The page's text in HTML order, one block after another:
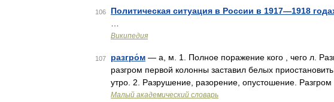
106 Политическая ситуация в России в 1917—1918
Википедия
107 разгро́м — а, м. 1. Полное поражение кого , чего л.
разгром первой колонны заставил белых
утро. 2. Разрушение, разорение, опустошение. Разгром
Малый академический словарь